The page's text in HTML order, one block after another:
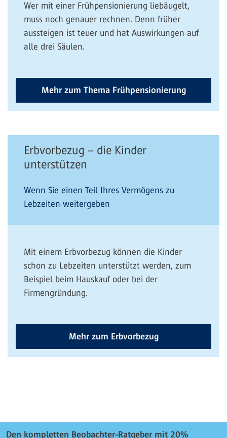
Wer mit einer Frühpensionierung liebäugelt,
muss noch genauer rechnen. Denn früher
aussteigen ist teuer und hat Auswirkungen auf
alle drei Säulen.
Mehr zum Thema Frühpensionierung
Erbvorbezug – die Kinder
unterstützen
Wenn Sie einen Teil Ihres Vermögens zu
Lebzeiten weitergeben
Mit einem Erbvorbezug können die Kinder
schon zu Lebzeiten unterstützt werden, zum
Beispiel beim Hauskauf oder bei der
Firmengründung.
Mehr zum Erbvorbezug
Den kompletten Beobachter-Ratgeber mit 20%